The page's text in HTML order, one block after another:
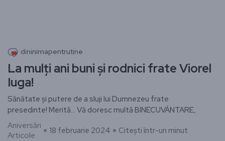
dininimapentrutine
La mulți ani buni și rodnici frate Viorel
Iuga!
Sănătate și putere de a sluji lui Dumnezeu frate
presedinte! Merită… Vă doresc multă BINECUVÂNTARE,
Aniversări
Articole
18 februarie 2024 Citești într-un minut